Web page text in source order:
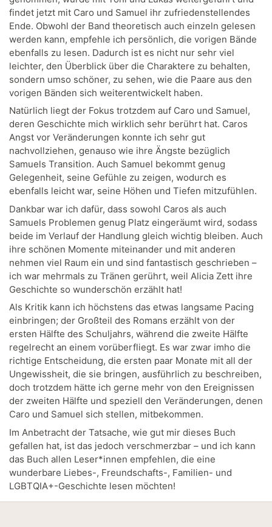
findet jetzt mit Caro und Samuel ihr zufriedenstellendes
Ende. Obwohl der Band theoretisch auch einzeln gelesen
werden kann, empfehle ich persönlich, die vorigen Bände
ebenfalls zu lesen. Dadurch ist es nicht nur sehr viel
leichter, den Überblick über die Charaktere zu behalten,
sondern umso schöner, zu sehen, wie die Paare aus den
vorigen Bänden sich weiterentwickelt haben.
Natürlich liegt der Fokus trotzdem auf Caro und Samuel,
deren Geschichte mich wirklich sehr berührt hat. Caros
Angst vor Veränderungen konnte ich sehr gut
nachvollziehen, genauso wie ihre Ängste bezüglich
Samuels Transition. Auch Samuel bekommt genug
Gelegenheit, seine Gefühle zu zeigen, wodurch es
ebenfalls leicht war, seine Höhen und Tiefen mitzufühlen.
Dankbar war ich dafür, dass sowohl Caros als auch
Samuels Problemen genug Platz eingeräumt wird, sodass
beide im Verlauf der Handlung gleich wichtig bleiben. Auch
ihre schönen Momente miteinander und mit anderen
nehmen viel Raum ein und sind fantastisch geschrieben –
ich war mehrmals zu Tränen gerührt, weil Alicia Zett ihre
Geschichte so wunderschön erzählt hat!
Als Kritik kann ich höchstens das etwas langsame Pacing
einbringen; der Großteil des Romans erzählt von der
ersten Hälfte des Schuljahrs, während die zweite Hälfte
regelrecht an einem vorüberfliegt. Es war zwar imho die
richtige Entscheidung, die ersten paar Monate mit all der
Ungewissheit, die sie bringen, ausführlich zu beschreiben,
doch trotzdem hätte ich gerne mehr von den Ereignissen
der zweiten Hälfte und speziell den Veränderungen, denen
Caro und Samuel sich stellen, mitbekommen.
Im Anbetracht der Tatsache, wie gut mir dieses Buch
gefallen hat, ist das jedoch verschmerzbar – und ich kann
das Buch allen Leser*innen empfehlen, die eine
wunderbare Liebes-, Freundschafts-, Familien- und
LGBTQIA+-Geschichte lesen möchten!